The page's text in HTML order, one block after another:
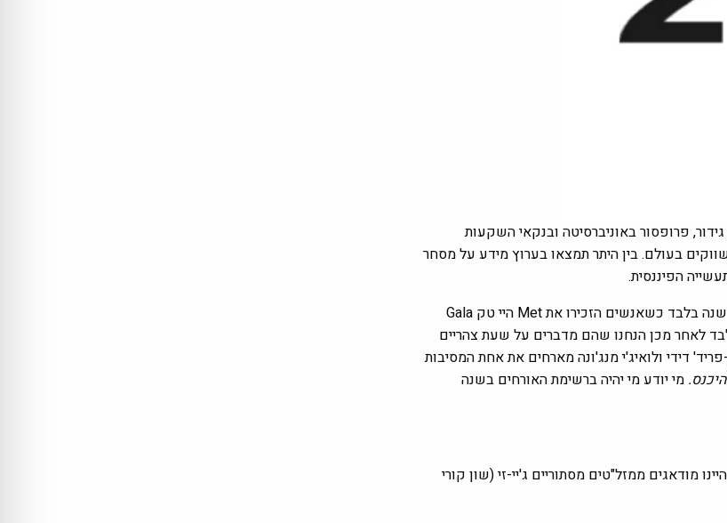
פרופסור באוניברסיטה ובנקאי השקעות
בעולם. בין היתר תמצאו בערוץ מידע על מסחר
הפיננסית.
לאחר מכן הנחנו שהם מדברים על שעת צהריים
דידי ולואיג'י מנג'ונה מארחים את אחת המסיבות
מי יודע מי יהיה ברשימת האורחים בשנה
מודאגים ממזל"טים מסתוריים ג'יי-זי (שון קורי